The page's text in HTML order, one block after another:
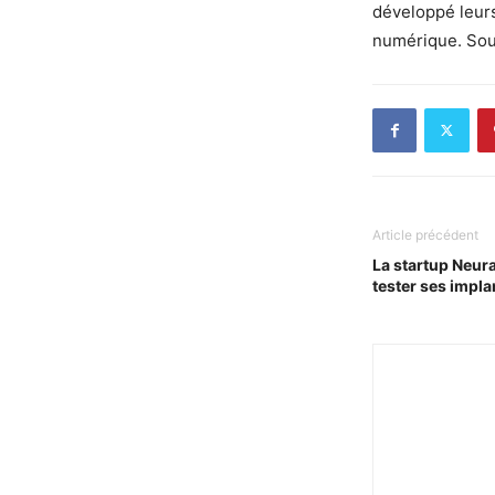
développé
numérique.
Article précédent
La startup
tester ses